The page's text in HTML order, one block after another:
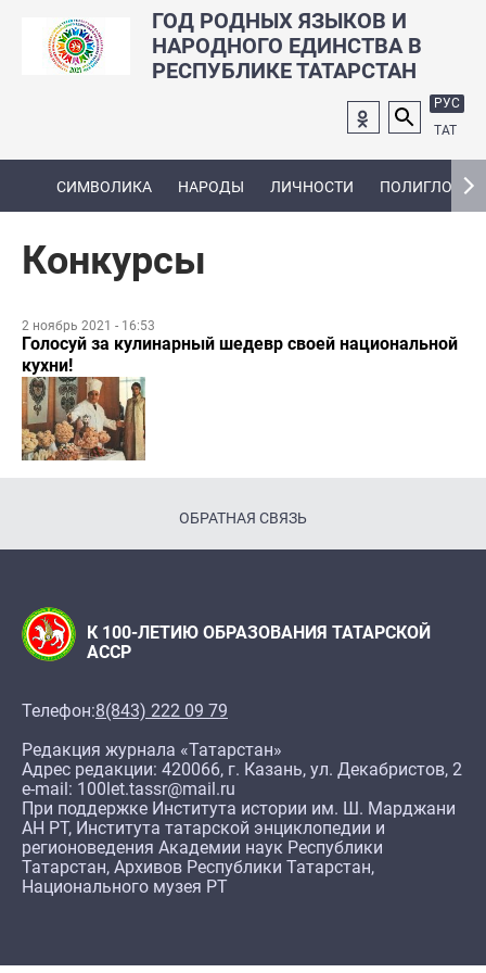
ГОД РОДНЫХ ЯЗЫКОВ И
НАРОДНОГО ЕДИНСТВА В
РЕСПУБЛИКЕ ТАТАРСТАН
РУС
ТАТ
СИМВОЛИКА НАРОДЫ ЛИЧНОСТИ ПОЛИГЛОТ
Конкурсы
2 ноябрь 2021 - 16:53
Голосуй за кулинарный шедевр своей национальной
кухни!
ОБРАТНАЯ СВЯЗЬ
К 100-ЛЕТИЮ ОБРАЗОВАНИЯ ТАТАРСКОЙ
АССР
Телефон:8(843) 222 09 79
Редакция журнала «Татарстан»
Адрес редакции: 420066, г. Казань, ул. Декабристов, 2
e-mail: 100let.tassr@mail.ru
При поддержке Института истории им. Ш. Марджани
АН РТ, Института татарской энциклопедии и
регионоведения Академии наук Республики
Татарстан, Архивов Республики Татарстан,
Национального музея РТ